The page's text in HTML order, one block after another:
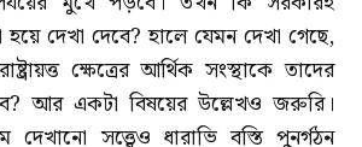
হয়ে দেখা দেবে? হালে যেমন দেখা গেছে,
ক্ষেত্রের আর্থিক সংস্থাকে তাদের
আর একটা বিষয়ের উল্লেখও জরুরি।
দেখানো সত্ত্বেও ধারাভি বস্তি পুনর্গঠন